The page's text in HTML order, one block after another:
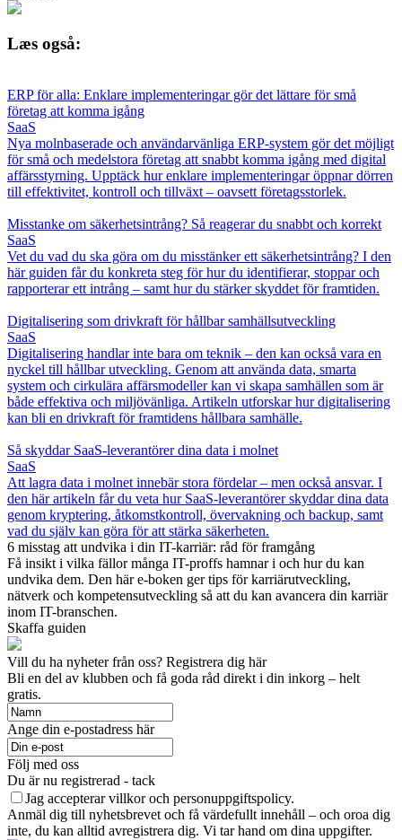
Læs også:
ERP för alla: Enklare implementeringar gör det lättare för små
företag att komma igång
SaaS
Nya molnbaserade och användarvänliga ERP-system gör det möjligt
för små och medelstora företag att snabbt komma igång med digital
affärsstyrning. Upptäck hur enklare implementeringar öppnar dörren
till effektivitet, kontroll och tillväxt – oavsett företagsstorlek.
Misstanke om säkerhetsintrång? Så reagerar du snabbt och korrekt
SaaS
Vet du vad du ska göra om du misstänker ett säkerhetsintrång? I den
här guiden får du konkreta steg för hur du identifierar, stoppar och
rapporterar ett intrång – samt hur du stärker skyddet för framtiden.
Digitalisering som drivkraft för hållbar samhällsutveckling
SaaS
Digitalisering handlar inte bara om teknik – den kan också vara en
nyckel till hållbar utveckling. Genom att använda data, smarta
system och cirkulära affärsmodeller kan vi skapa samhällen som är
både effektiva och miljövänliga. Artikeln utforskar hur digitalisering
kan bli en drivkraft för framtidens hållbara samhälle.
Så skyddar SaaS-leverantörer dina data i molnet
SaaS
Att lagra data i molnet innebär stora fördelar – men också ansvar. I
den här artikeln får du veta hur SaaS-leverantörer skyddar dina data
genom kryptering, åtkomstkontroll, övervakning och backup, samt
vad du själv kan göra för att stärka säkerheten.
6 misstag att undvika i din IT-karriär: råd för framgång
Få insikt i vilka fällor många IT-proffs hamnar i och hur du kan
undvika dem. Den här e-boken ger tips för karriärutveckling,
nätverk och kompetensutveckling så att du kan avancera din karriär
inom IT-branschen.
Skaffa guiden
Vill du ha nyheter från oss? Registrera dig här
Bli en del av klubben och få goda råd direkt i din inkorg – helt
gratis.
Ange din e-postadress här
Följ med oss
Du är nu registrerad - tack
Jag accepterar villkor och personuppgiftspolicy.
Anmäl dig till nyhetsbrevet och få värdefullt innehåll – och oroa dig
inte, du kan alltid avregistrera dig. Vi tar hand om dina uppgifter.